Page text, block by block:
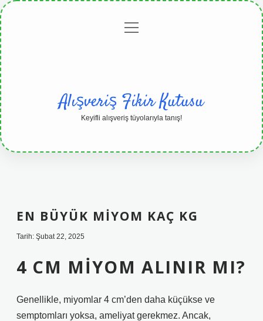
Gizlilikmenüyü
Alışveriş Fikir Kutusu
Keyifli alışveriş tüyolarıyla tanış!
EN BÜYÜK MIYOM KAÇ KG
Tarih: Şubat 22, 2025
4 CM MIYOM ALINIR MI?
Genellikle, miyomlar 4 cm’den daha küçükse ve
semptomları yoksa, ameliyat gerekmez. Ancak,